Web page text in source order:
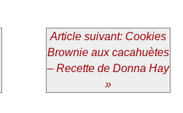
Article suivant: Cookies
Brownie aux cacahuètes
– Recette de Donna Hay
»